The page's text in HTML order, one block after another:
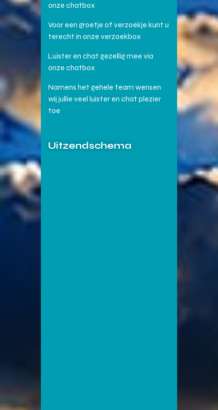
onze chatbox
Voor een groetje of verzoekje kunt u
terecht in onze verzoekbox
Luister en chat gezellig mee via
onze chatbox
Namens het gehele team wensen
wij jullie veel luister en chat plezier
toe
Uitzendschema